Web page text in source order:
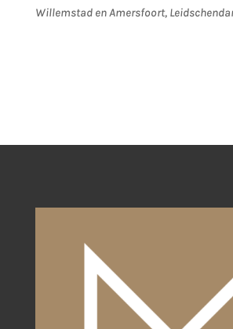
Willemstad en Amersfoort,